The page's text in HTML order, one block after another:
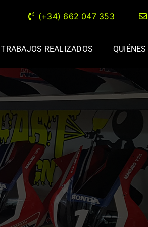
(+34) 662 047 353
TRABAJOS REALIZADOS